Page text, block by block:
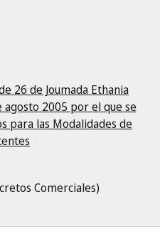
26 de Joumada Ethania
2005 por el que se
para las Modalidades de
Comerciales)